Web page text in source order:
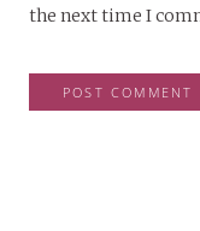
the next time I